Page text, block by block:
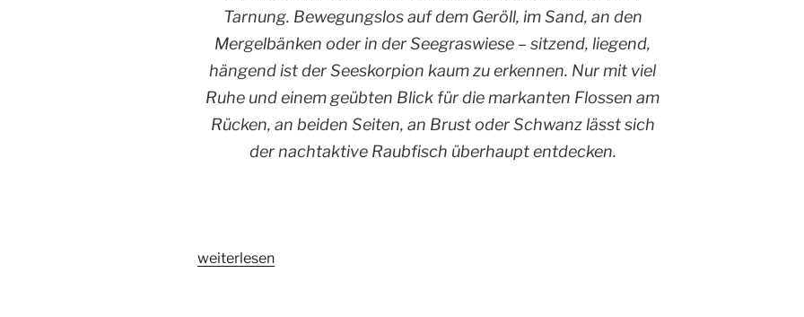
Tarnung. Bewegungslos auf dem Geröll, im Sand, an den
Mergelbänken oder in der Seegraswiese – sitzend, liegend,
hängend ist der Seeskorpion kaum zu erkennen. Nur mit viel
Ruhe und einem geübten Blick für die markanten Flossen am
Rücken, an beiden Seiten, an Brust oder Schwanz lässt sich
der nachtaktive Raubfisch überhaupt entdecken.
„Der
weiterlesen